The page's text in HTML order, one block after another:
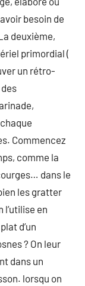
besoin de
deuxième,
primordial (
un rétro-
Commencez
comme la
dans le
les gratter
l’utilise en
d’un
? On leur
dans un
lorsqu on